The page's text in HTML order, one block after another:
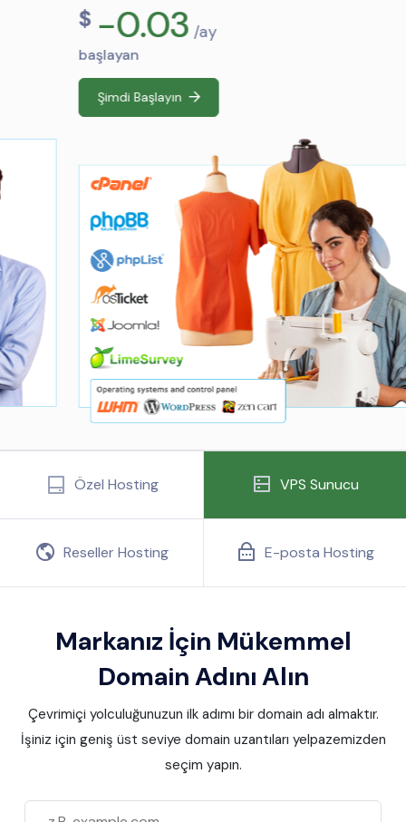
-0.03 /ay
Şimdi Başlayın
Özel Hosting VPS Sunucu
Reseller Hosting E-posta Hosting
Markanız İçin Mükemmel
Domain Adını Alın
Çevrimiçi yolculuğunuzun ilk adımı bir domain adı almaktır.
İşiniz için geniş üst seviye domain uzantıları yelpazemizden
seçim yapın.